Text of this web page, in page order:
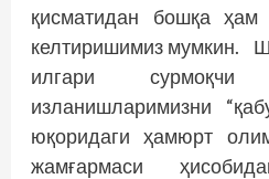
қисматидан бошқа ҳам
келтиришимиз мумкин.
илгари
изланишларимизни
юқоридаги ҳамюрт
жамғармаси